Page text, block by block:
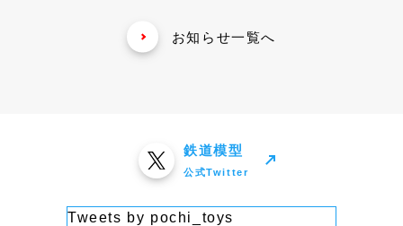
お知らせ一覧へ
鉄道模型
公式Twitter
Tweets by pochi_toys